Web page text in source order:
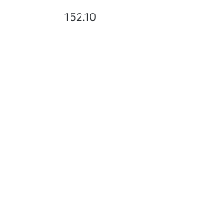
152.10